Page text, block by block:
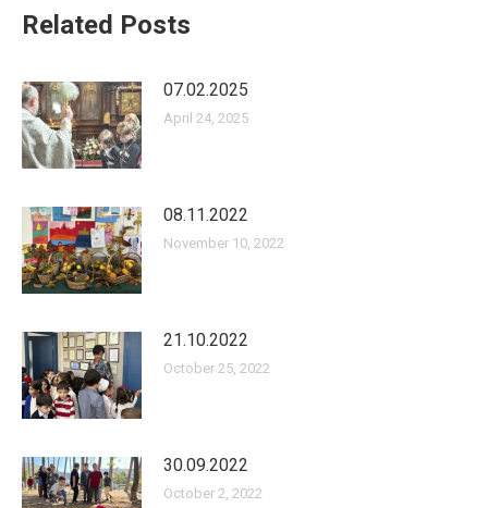
Related Posts
07.02.2025
April 24, 2025
08.11.2022
November 10, 2022
21.10.2022
October 25, 2022
30.09.2022
October 2, 2022